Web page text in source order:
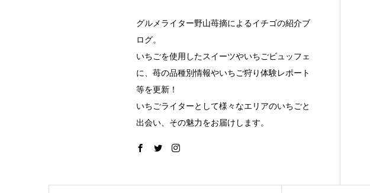
グルメライター野山苺摘によるイチゴの紹介ブ
ログ。
いちごを使用したスイーツやいちごビュッフェ
に、苺の品種別情報やいちご狩り体験レポート
等を更新！
いちごライターとして様々なエリアのいちごと
出会い、その魅力をお届けします。